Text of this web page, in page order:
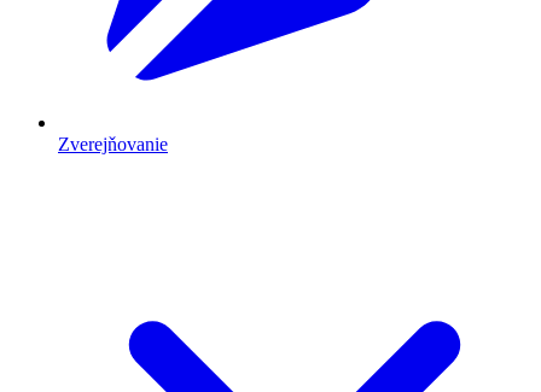
Zverejňovanie